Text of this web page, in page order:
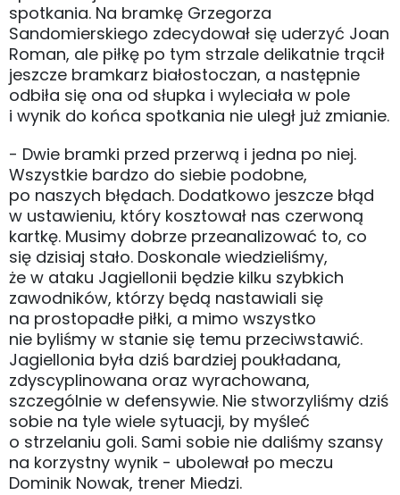
spotkania. Na bramkę Grzegorza
Sandomierskiego zdecydował się uderzyć Joan
Roman, ale piłkę po tym strzale delikatnie trącił
jeszcze bramkarz białostoczan, a następnie
odbiła się ona od słupka i wyleciała w pole
i wynik do końca spotkania nie uległ już zmianie.
- Dwie bramki przed przerwą i jedna po niej.
Wszystkie bardzo do siebie podobne,
po naszych błędach. Dodatkowo jeszcze błąd
w ustawieniu, który kosztował nas czerwoną
kartkę. Musimy dobrze przeanalizować to, co
się dzisiaj stało. Doskonale wiedzieliśmy,
że w ataku Jagiellonii będzie kilku szybkich
zawodników, którzy będą nastawiali się
na prostopadłe piłki, a mimo wszystko
nie byliśmy w stanie się temu przeciwstawić.
Jagiellonia była dziś bardziej poukładana,
zdyscyplinowana oraz wyrachowana,
szczególnie w defensywie. Nie stworzyliśmy dziś
sobie na tyle wiele sytuacji, by myśleć
o strzelaniu goli. Sami sobie nie daliśmy szansy
na korzystny wynik - ubolewał po meczu
Dominik Nowak, trener Miedzi.